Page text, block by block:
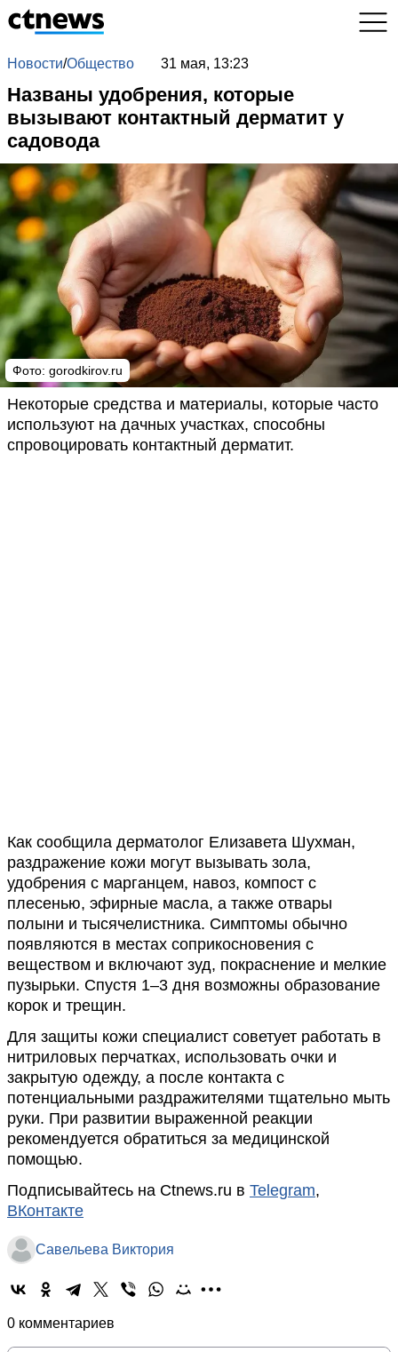
Новости/Общество 31 мая, 13:23
Названы удобрения, которые
вызывают контактный дерматит у
садовода
Фото: gorodkirov.ru
Некоторые средства и материалы, которые часто
используют на дачных участках, способны
спровоцировать контактный дерматит.
Как сообщила дерматолог Елизавета Шухман,
раздражение кожи могут вызывать зола,
удобрения с марганцем, навоз, компост с
плесенью, эфирные масла, а также отвары
полыни и тысячелистника. Симптомы обычно
появляются в местах соприкосновения с
веществом и включают зуд, покраснение и мелкие
пузырьки. Спустя 1–3 дня возможны образование
корок и трещин.
Для защиты кожи специалист советует работать в
нитриловых перчатках, использовать очки и
закрытую одежду, а после контакта с
потенциальными раздражителями тщательно мыть
руки. При развитии выраженной реакции
рекомендуется обратиться за медицинской
помощью.
Подписывайтесь на Ctnews.ru в Telegram,
ВКонтакте
Савельева Виктория
0 комментариев